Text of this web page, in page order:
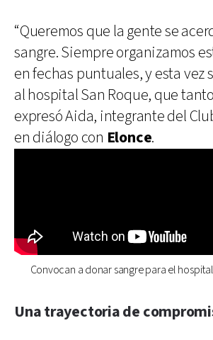
“Queremos que la gente se
sangre. Siempre organizamos
en fechas puntuales, y esta vez
al hospital San Roque, que
expresó Aida, integrante del
en diálogo con Elonce.
Convocan a donar sangre para el
Una trayectoria de